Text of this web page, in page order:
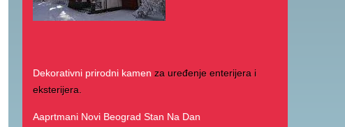
Dekorativni prirodni kamen za uređenje enterijera i
eksterijera.
Aaprtmani Novi Beograd Stan Na Dan